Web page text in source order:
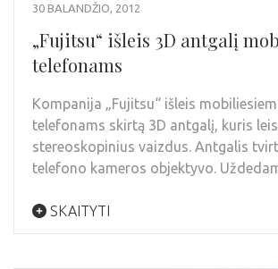
30 BALANDŽIO, 2012
„Fujitsu“ išleis 3D antgalį
telefonams
Kompanija „Fujitsu“ išleis
telefonams skirtą 3D antgalį, kuris
stereoskopinius vaizdus. Antgalis
telefono kameros objektyvo.
SKAITYTI